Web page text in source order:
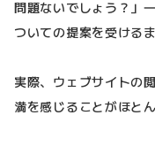
問題ないでしょう？」
ついての提案を受ける
実際、ウェブサイトの
満を感じることがほと